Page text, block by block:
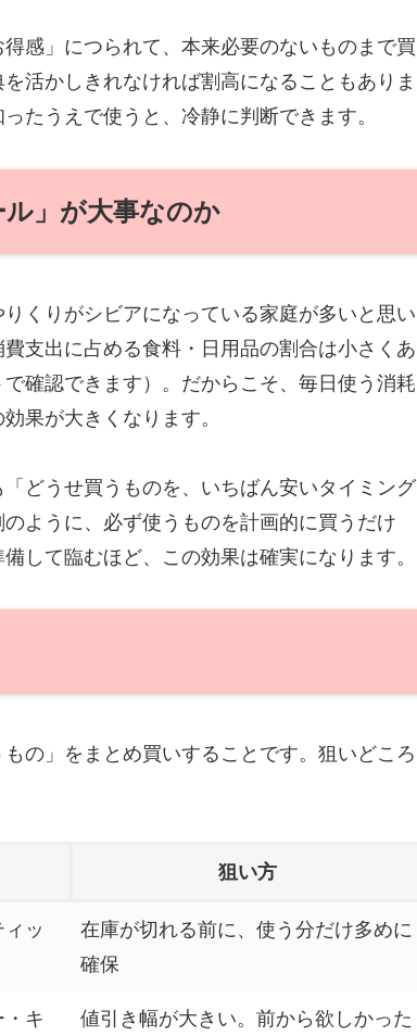
感」につられて、本来必要のないものまで買
活かしきれなければ割高になることもありま
たうえで使うと、冷静に判断できます。
」が大事なのか
くりがシビアになっている家庭が多いと思い
支出に占める食料・日用品の割合は小さくあ
確認できます）。だからこそ、毎日使う消耗
果が大きくなります。
どうせ買うものを、いちばん安いタイミング
ように、必ず使うものを計画的に買うだけ
して臨むほど、この効果は確実になります。
の」をまとめ買いすることです。狙いどころ
狙い方
ッ
在庫が切れる前に、使う分だけ多めに
確保
キ 値引き幅が大きい。前から欲しかった